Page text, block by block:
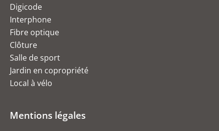
Digicode
Interphone
Fibre optique
Clôture
Salle de sport
Jardin en copropriété
Local à vélo
Mentions légales